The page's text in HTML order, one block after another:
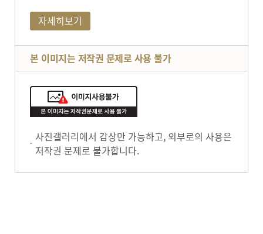
자세히보기
본 이미지는 저작권 문제로 사용 불가
사진갤러리에서 감상만 가능하고, 외부로의 사용은
저작권 문제로 불가합니다.